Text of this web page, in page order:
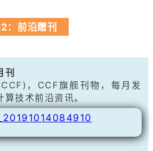
：前沿赠刊
刊
，CCF旗舰刊物，每月发
技术前沿资讯。